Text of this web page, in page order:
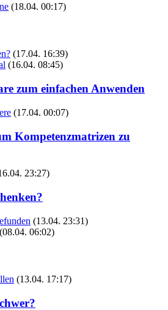
(18.04. 00:17)
(17.04. 16:39)
(16.04. 08:45)
zum einfachen Anwenden
(17.04. 00:07)
Kompetenzmatrizen zu
23:27)
(13.04. 23:31)
(08.04. 06:02)
(13.04. 17:17)